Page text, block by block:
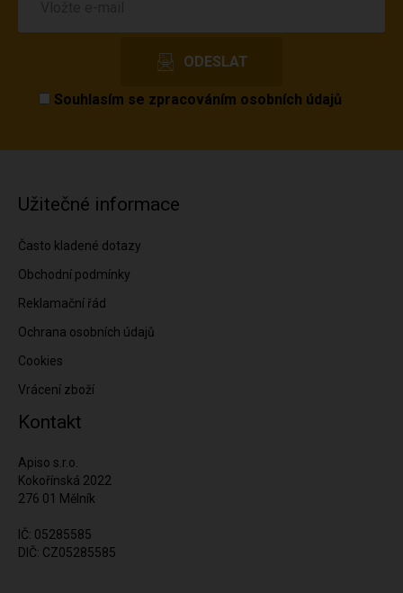
Souhlasím se zpracováním osobních údajů
Užitečné informace
Často kladené dotazy
Obchodní podmínky
Reklamační řád
Ochrana osobních údajů
Cookies
Vrácení zboží
Kontakt
Apiso s.r.o.
Kokořínská 2022
276 01 Mělník
IČ: 05285585
DIČ: CZ05285585